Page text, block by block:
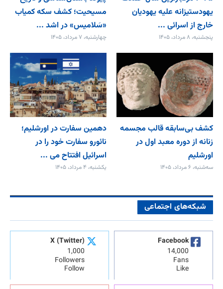
یهودستیزانه علیه یهودیان
خارج از اسرائی ...
پنجشنبه، ۸ مرداد، ۱۴۰۵
مسیحیت؛ کشف سکه کمیاب
«سَلامیس» در اشد ...
چهارشنبه، ۷ مرداد، ۱۴۰۵
کشف بی‌سابقه قالب مجسمه
زنانه از دوره معبد اول در
اورشلیم
سه‌شنبه، ۶ مرداد، ۱۴۰۵
دهمین سفارت در اورشلیم؛
نائورو سفارت خود را در
اسرائیل افتتاح می‌ ...
یکشنبه، ۴ مرداد، ۱۴۰۵
شبکه‌های اجتماعی
Facebook
14,000
Fans
Like
X (Twitter)
1,000
Followers
Follow